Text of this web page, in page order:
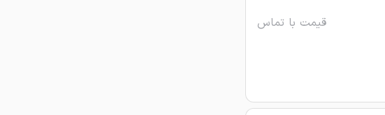
قیمت با تماس